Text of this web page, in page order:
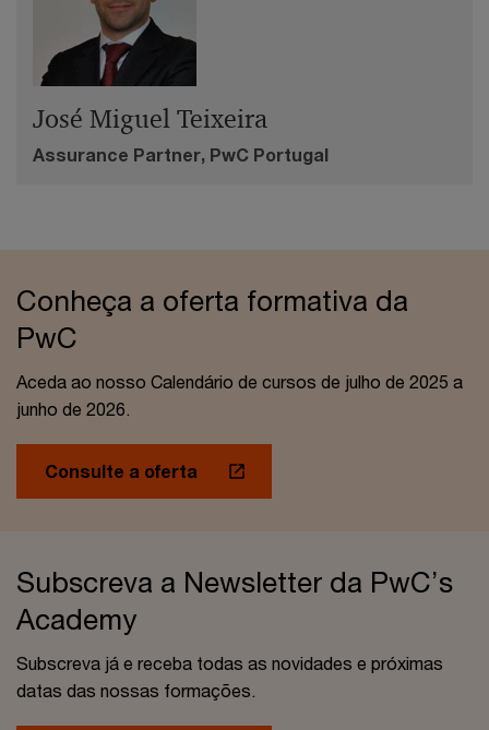
José Miguel Teixeira
Assurance Partner, PwC Portugal
Conheça a oferta formativa da
PwC
Aceda ao nosso Calendário de cursos de julho de 2025 a
junho de 2026.
Consulte a oferta
Subscreva a Newsletter da PwC’s
Academy
Subscreva já e receba todas as novidades e próximas
datas das nossas formações.